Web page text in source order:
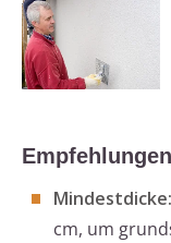
Empfehlungen
Mindestdicke:
cm, um